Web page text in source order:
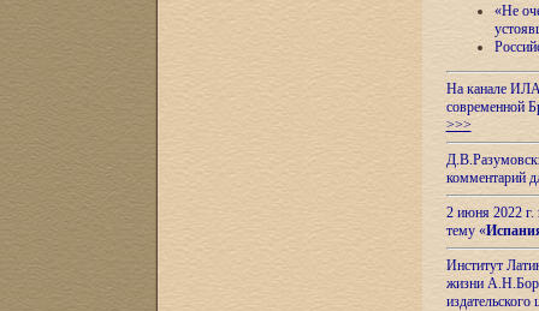
«Не
На канале ИЛА
современной
>>>
комментарий
2 июня 2022 г.
тему «
Институт
жизни